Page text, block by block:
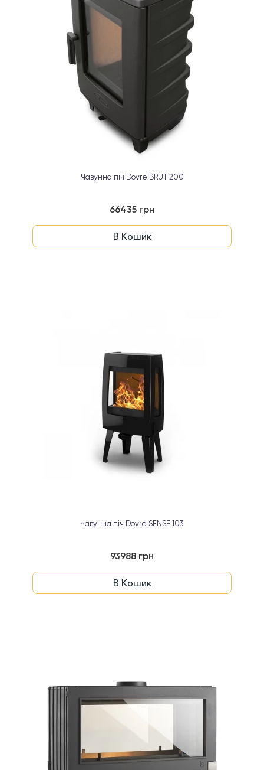
Чавунна піч Dovre BRUT 200
66435 грн
В Кошик
Чавунна піч Dovre SENSE 103
93988 грн
В Кошик